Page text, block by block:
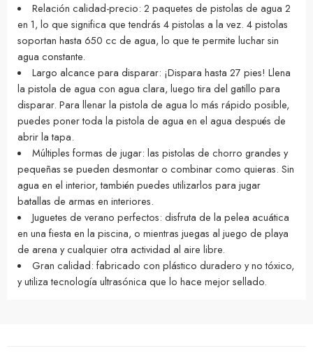
Relación calidad-precio: 2 paquetes de pistolas de agua 2
en 1, lo que significa que tendrás 4 pistolas a la vez. 4 pistolas
soportan hasta 650 cc de agua, lo que te permite luchar sin
agua constante.
Largo alcance para disparar: ¡Dispara hasta 27 pies! Llena
la pistola de agua con agua clara, luego tira del gatillo para
disparar. Para llenar la pistola de agua lo más rápido posible,
puedes poner toda la pistola de agua en el agua después de
abrir la tapa.
Múltiples formas de jugar: las pistolas de chorro grandes y
pequeñas se pueden desmontar o combinar como quieras. Sin
agua en el interior, también puedes utilizarlos para jugar
batallas de armas en interiores.
Juguetes de verano perfectos: disfruta de la pelea acuática
en una fiesta en la piscina, o mientras juegas al juego de playa
de arena y cualquier otra actividad al aire libre.
Gran calidad: fabricado con plástico duradero y no tóxico,
y utiliza tecnología ultrasónica que lo hace mejor sellado.